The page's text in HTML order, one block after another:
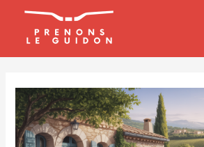
contenu